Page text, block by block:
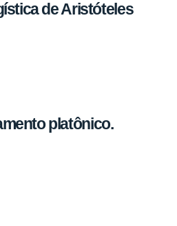
de Aristóteles
platônico.